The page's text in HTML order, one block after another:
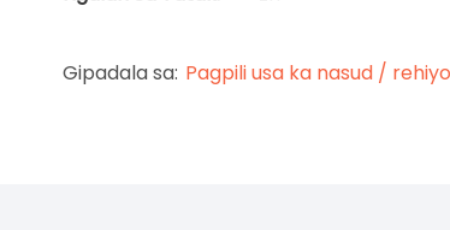
Gipadala sa: Pagpili usa ka nasud /